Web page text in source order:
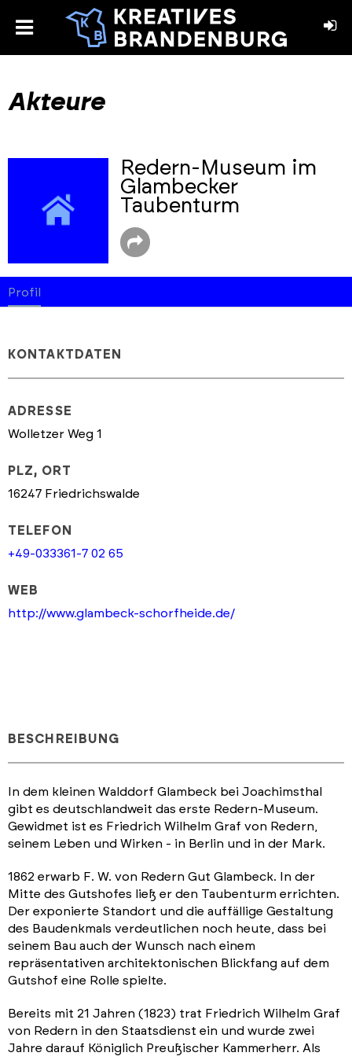
toggle
Akteure
Redern-Museum im
Glambecker
Taubenturm
Profil
KONTAKTDATEN
ADRESSE
Wolletzer Weg 1
PLZ, ORT
16247 Friedrichswalde
TELEFON
+49-033361-7 02 65
WEB
http://www.glambeck-schorfheide.de/
BESCHREIBUNG
In dem kleinen Walddorf Glambeck bei Joachimsthal
gibt es deutschlandweit das erste Redern-Museum.
Gewidmet ist es Friedrich Wilhelm Graf von Redern,
seinem Leben und Wirken - in Berlin und in der Mark.
1862 erwarb F. W. von Redern Gut Glambeck. In der
Mitte des Gutshofes ließ er den Taubenturm errichten.
Der exponierte Standort und die auffällige Gestaltung
des Baudenkmals verdeutlichen noch heute, dass bei
seinem Bau auch der Wunsch nach einem
repräsentativen architektonischen Blickfang auf dem
Gutshof eine Rolle spielte.
Bereits mit 21 Jahren (1823) trat Friedrich Wilhelm Graf
von Redern in den Staatsdienst ein und wurde zwei
Jahre darauf Königlich Preußischer Kammerherr. Als